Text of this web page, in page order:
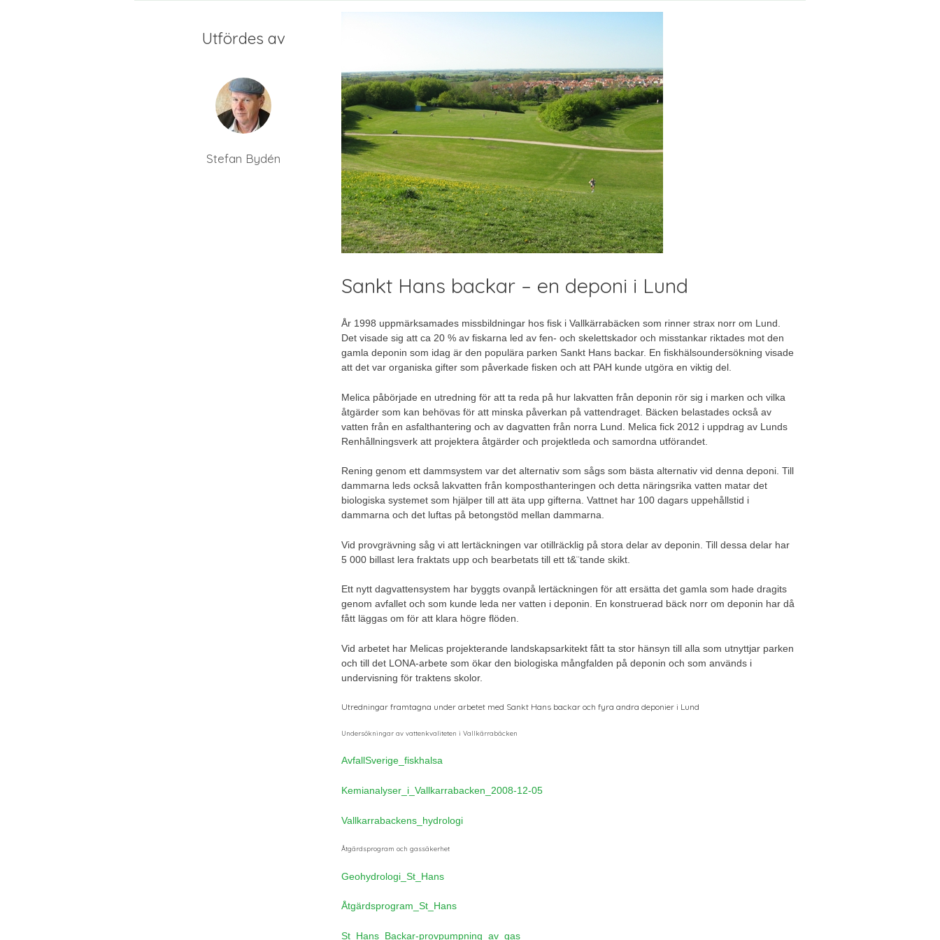
Utfördes av
Stefan Bydén
Sankt Hans backar – en deponi i Lund
År 1998 uppmärksamades missbildningar hos fisk i Vallkärrabäcken som rinner strax norr om Lund.
Det visade sig att ca 20 % av fiskarna led av fen- och skelettskador och misstankar riktades mot den
gamla deponin som idag är den populära parken Sankt Hans backar. En fiskhälsoundersökning visade
att det var organiska gifter som påverkade fisken och att PAH kunde utgöra en viktig del.
Melica påbörjade en utredning för att ta reda på hur lakvatten från deponin rör sig i marken och vilka
åtgärder som kan behövas för att minska påverkan på vattendraget. Bäcken belastades också av
vatten från en asfalthantering och av dagvatten från norra Lund. Melica fick 2012 i uppdrag av Lunds
Renhållningsverk att projektera åtgärder och projektleda och samordna utförandet.
Rening genom ett dammsystem var det alternativ som sågs som bästa alternativ vid denna deponi. Till
dammarna leds också lakvatten från komposthanteringen och detta näringsrika vatten matar det
biologiska systemet som hjälper till att äta upp gifterna. Vattnet har 100 dagars uppehållstid i
dammarna och det luftas på betongstöd mellan dammarna.
Vid provgrävning såg vi att lertäckningen var otillräcklig på stora delar av deponin. Till dessa delar har
5 000 billast lera fraktats upp och bearbetats till ett t&¨tande skikt.
Ett nytt dagvattensystem har byggts ovanpå lertäckningen för att ersätta det gamla som hade dragits
genom avfallet och som kunde leda ner vatten i deponin. En konstruerad bäck norr om deponin har då
fått läggas om för att klara högre flöden.
Vid arbetet har Melicas projekterande landskapsarkitekt fått ta stor hänsyn till alla som utnyttjar parken
och till det LONA-arbete som ökar den biologiska mångfalden på deponin och som används i
undervisning för traktens skolor.
Utredningar framtagna under arbetet med Sankt Hans backar och fyra andra deponier i Lund
Undersökningar av vattenkvaliteten i Vallkärrabäcken
AvfallSverige_fiskhalsa
Kemianalyser_i_Vallkarrabacken_2008-12-05
Vallkarrabackens_hydrologi
Åtgärdsprogram och gassäkerhet
Geohydrologi_St_Hans
Åtgärdsprogram_St_Hans
St_Hans_Backar-provpumpning_av_gas